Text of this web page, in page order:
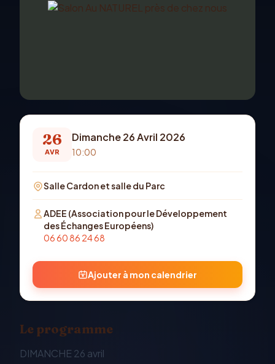
26
AVR
Dimanche 26 Avril 2026
10:00
Salle Cardon et salle du Parc
ADEE (Association pour le Développement
des Échanges Européens)
06 60 86 24 68
Ajouter à mon calendrier
Le programme
DIMANCHE 26 avril